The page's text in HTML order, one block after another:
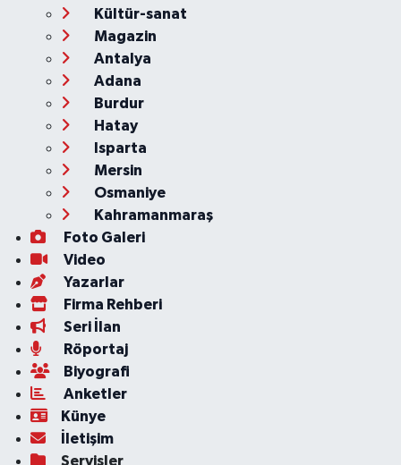
Kültür-sanat
Magazin
Antalya
Adana
Burdur
Hatay
Isparta
Mersin
Osmaniye
Kahramanmaraş
Foto Galeri
Video
Yazarlar
Firma Rehberi
Seri İlan
Röportaj
Biyografi
Anketler
Künye
İletişim
Servisler